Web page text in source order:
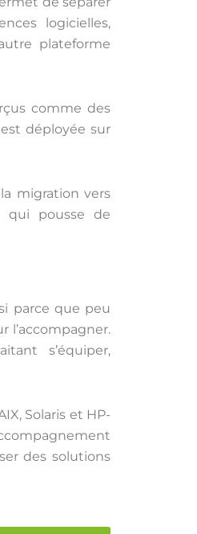
logicielles,
plateforme
comme des
déployée sur
migration vers
qui pousse de
parce que peu
l’accompagner.
s’équiper,
Solaris et HP-
des solutions